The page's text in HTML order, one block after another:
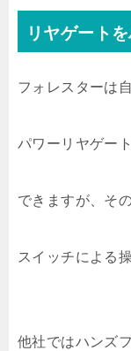
リヤゲート
フォレスターは
パワーリヤゲー
できますが、そ
スイッチによる
他社ではハンズ